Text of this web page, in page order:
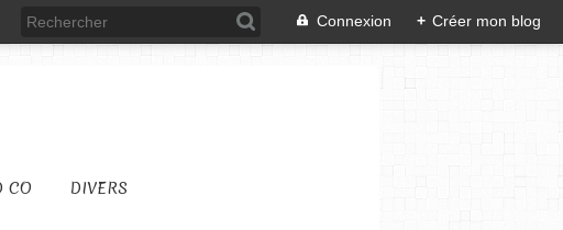
Connexion + Créer mon blog
CO DIVERS